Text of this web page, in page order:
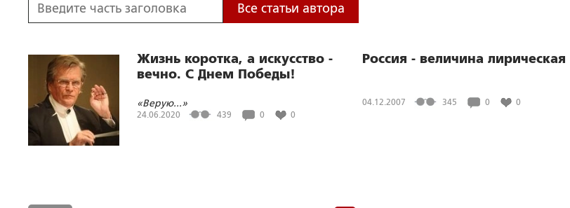
Все статьи автора
Жизнь коротка, а искусство -
вечно. С Днем Победы!
«Верую...»
24.06.2020 439 0 0
Россия - величина лирическая
04.12.2007 345 0 0